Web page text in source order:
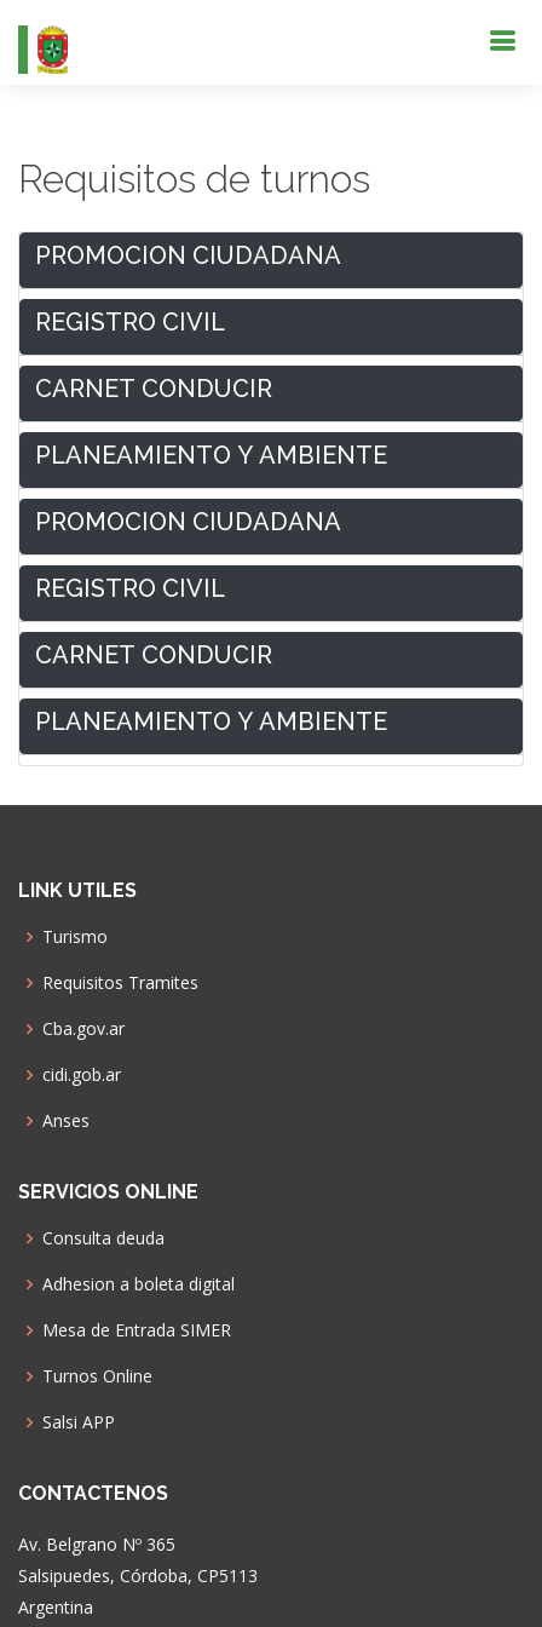
Requisitos de turnos
PROMOCION CIUDADANA
REGISTRO CIVIL
CARNET CONDUCIR
PLANEAMIENTO Y AMBIENTE
PROMOCION CIUDADANA
REGISTRO CIVIL
CARNET CONDUCIR
PLANEAMIENTO Y AMBIENTE
LINK UTILES
Turismo
Requisitos Tramites
Cba.gov.ar
cidi.gob.ar
Anses
SERVICIOS ONLINE
Consulta deuda
Adhesion a boleta digital
Mesa de Entrada SIMER
Turnos Online
Salsi APP
CONTACTENOS
Av. Belgrano Nº 365
Salsipuedes, Córdoba, CP5113
Argentina